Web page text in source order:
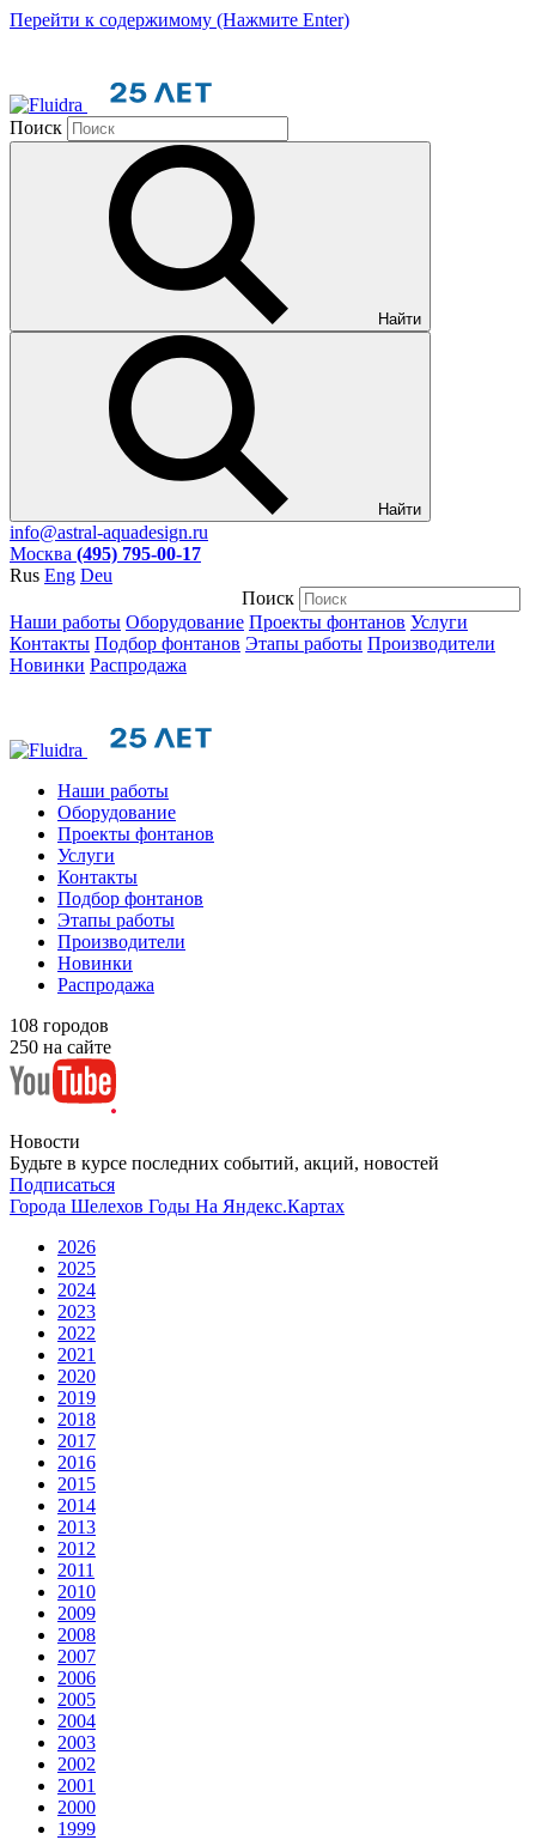
Перейти к содержимому (Нажмите Enter)
Поиск
Найти
Найти
info@astral-aquadesign.ru
Москва (495) 795-00-17
Rus Eng Deu
Поиск
Наши работы Оборудование Проекты фонтанов Услуги
Контакты Подбор фонтанов Этапы работы Производители
Новинки Распродажа
Наши работы
Оборудование
Проекты фонтанов
Услуги
Контакты
Подбор фонтанов
Этапы работы
Производители
Новинки
Распродажа
108 городов
250 на сайте
Новости
Будьте в курсе последних событий, акций, новостей
Подписаться
Города Шелехов Годы На Яндекс.Картах
2026
2025
2024
2023
2022
2021
2020
2019
2018
2017
2016
2015
2014
2013
2012
2011
2010
2009
2008
2007
2006
2005
2004
2003
2002
2001
2000
1999